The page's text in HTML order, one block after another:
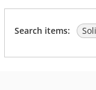
Search items: